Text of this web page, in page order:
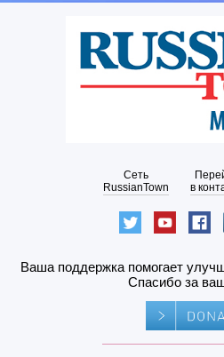
Сеть
RussianTown
в
Ваша поддержка помогает
Спасибо за